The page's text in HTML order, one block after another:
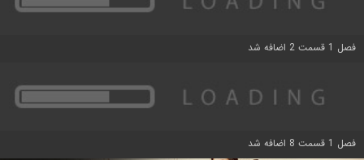
فصل 1 قسمت 2 اضافه شد
فصل 1 قسمت 8 اضافه شد